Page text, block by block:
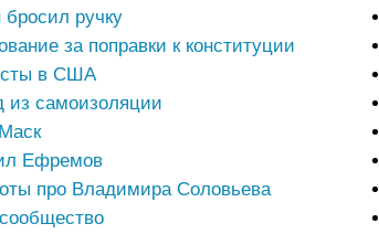
бросил ручку
за поправки к конституции
в США
из самоизоляции
Ефремов
про Владимира Соловьева